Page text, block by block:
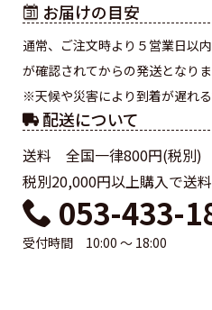
お届けの目安
通常、ご注文時より５営業日以
が確認されてからの発送となりま
※天候や災害により到着が遅れる
配送について
送料 全国一律800円(税別)
税別20,000円以上購入で送
053-433-
受付時間 10:00 ～ 18:00